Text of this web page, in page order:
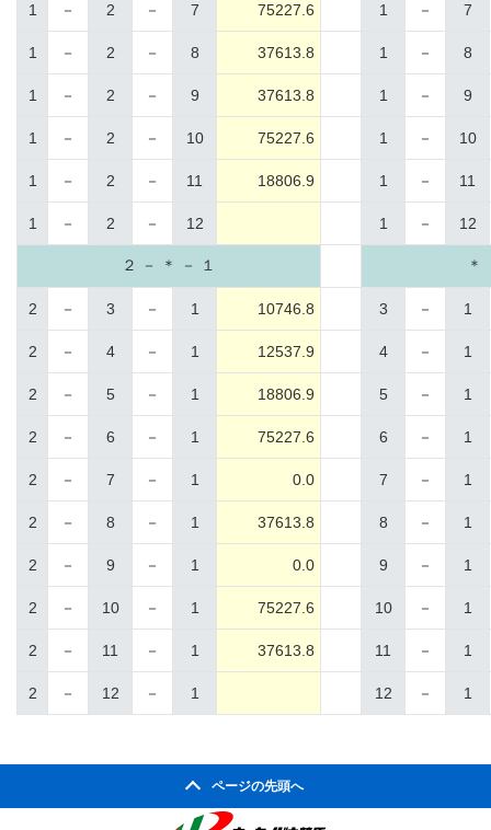
1 － 2 － 7 75227.6 1 － 7
1 － 2 － 8 37613.8 1 － 8
1 － 2 － 9 37613.8 1 － 9
1 － 2 － 10 75227.6 1 － 10
1 － 2 － 11 18806.9 1 － 11
1 － 2 － 12 1 － 12
２ － ＊ － １ ＊
2 － 3 － 1 10746.8 3 － 1
2 － 4 － 1 12537.9 4 － 1
2 － 5 － 1 18806.9 5 － 1
2 － 6 － 1 75227.6 6 － 1
2 － 7 － 1 0.0 7 － 1
2 － 8 － 1 37613.8 8 － 1
2 － 9 － 1 0.0 9 － 1
2 － 10 － 1 75227.6 10 － 1
2 － 11 － 1 37613.8 11 － 1
2 － 12 － 1 12 － 1
ページの先頭へ